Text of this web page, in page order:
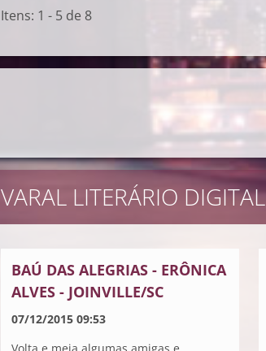
Itens: 1 - 5 de 8
VARAL LITERÁRIO DIGITAL
BAÚ DAS ALEGRIAS - ERÔNICA
ALVES - JOINVILLE/SC
07/12/2015 09:53